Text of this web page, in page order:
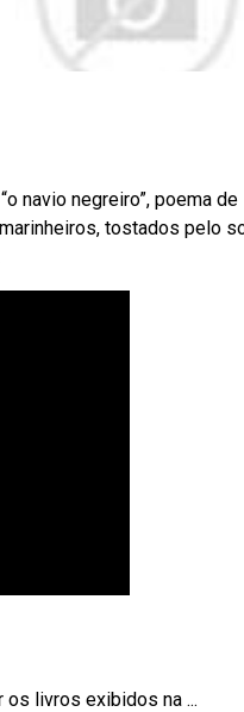
navio negreiro”, poema de
tostados pelo
livros exibidos na ...